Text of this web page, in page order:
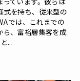
式を持ち、従来型の
では、これまでの
ら、富裕層集客を成
...